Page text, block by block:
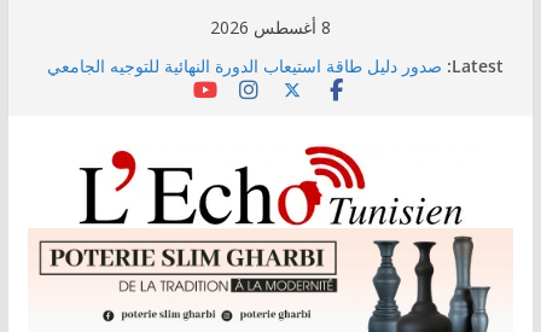
8 أغسطس 2026
Latest: صدور دليل طاقة استيعاب الدورة النهائية للتوجيه الجامعي
وزير التجهيز يتفقد سير أشغال مشروع المدخل الجنوبي
وزارة الأسرة: نسعى لاستكمال دراسة ميدانية حول ظاهرة
تسول الأطفال
مندوب عام حماية الطفولة يحذر